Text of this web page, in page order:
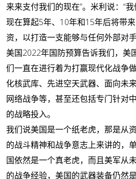
来来支付我们的现在”。米利说：“
现在算起5年、10年和15年后将带
资，以打造一支能够与任何外部对
美国2022年国防预算告诉我们，美
们一直在进行着为打赢现代化战争
化核武库、先进空天武器、面向未
网络战争等，甚至还包括专门针对
的战略投入。
我们说美国是一个纸老虎，那是从
的战斗精神和战争意志上来讲的，
国依然是一个真老虎，而且美军从
的战争经验，美国的武器装备仍然